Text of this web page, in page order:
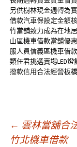
另供樹林現金週轉為
借款汽車保設定金額
竹當舖致力成為在地
山區機車借款當舖優
服人員信義區機車借款
類任君挑選賣場LED燈
撥款信用合法經營板
文
← 雲林當舖合
竹北機車借款